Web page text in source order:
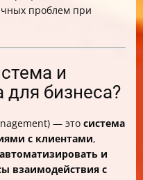
проблем при
и
бизнеса?
— это система
с клиентами,
автоматизировать и
взаимодействия с